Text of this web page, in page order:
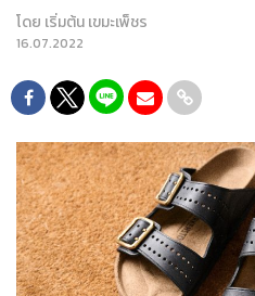
โดย เริ่มต้น เขมะเพ็ชร
16.07.2022